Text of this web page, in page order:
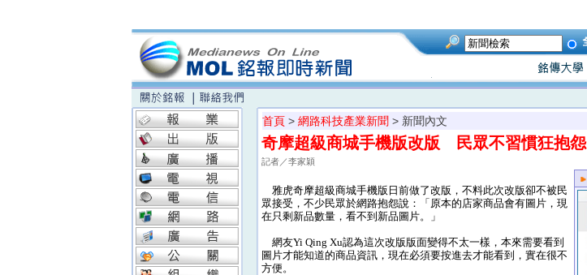
首頁 > 網路科技產業新聞 > 新聞內文
奇摩超級商城手機版改版 民眾不習慣狂抱怨
記者／李家穎
雅虎奇摩超級商城手機版日前做了改版，不料此次改版卻不被民
眾接受，不少民眾於網路抱怨說：「原本的店家商品會有圖片，現
在只剩新品數量，看不到新品圖片。」
網友Yi Qing Xu認為這次改版版面變得不太一樣，本來需要看到
圖片才能知道的商品資訊，現在必須要按進去才能看到，實在很不
方便。